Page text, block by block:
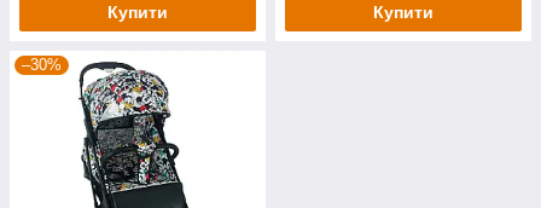
Купити Купити
–30%